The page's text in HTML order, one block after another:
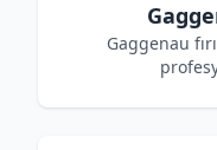
Gaggenau